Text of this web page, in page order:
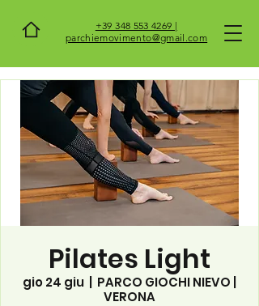
+39 348 553 4269 |
parchiemovimento@gmail.com
Pilates Light
gio 24 giu
PARCO GIOCHI NIEVO |
VERONA